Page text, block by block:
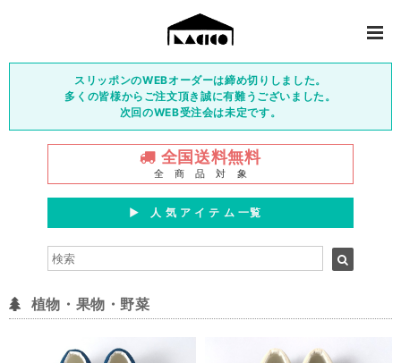
スリッポンのWEBオーダーは締め切りしました。
多くの皆様からご注文頂き誠に有難うございました。
次回のWEB受注会は未定です。
全国送料無料
全 商 品 対 象
▶︎ 人 気 ア イ テ ム 一覧
植物・果物・野菜